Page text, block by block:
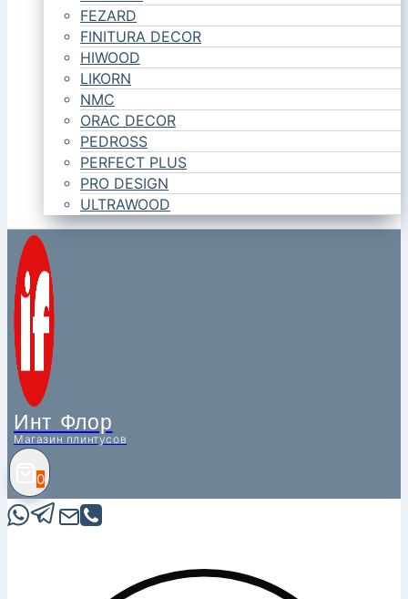
FEZARD
FINITURA DECOR
HIWOOD
LIKORN
NMC
ORAC DECOR
PEDROSS
PERFECT PLUS
PRO DESIGN
ULTRAWOOD
Инт Флор
Магазин плинтусов
0